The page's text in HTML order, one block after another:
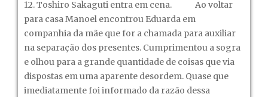
12. Toshiro Sakaguti entra em cena. Ao voltar
para casa Manoel encontrou Eduarda em
companhia da mãe que for a chamada para auxiliar
na separação dos presentes. Cumprimentou a sogra
e olhou para a grande quantidade de coisas que via
dispostas em uma aparente desordem. Quase que
imediatamente foi informado da razão dessa